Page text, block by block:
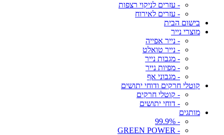
- עזרים לניקוי רצפות
- עזרים לאירוח
בישום הבית
מוצרי נייר
- נייר אפייה
- נייר טואלט
- מגבות נייר
- מפיות נייר
- מגבוני אף
קוטלי חרקים ודוחי יתושים
- קוטלי חרקים
- דוחי יתושים
מותגים
- 99.9%
- GREEN POWER